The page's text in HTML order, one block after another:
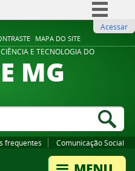
MAPA DO SITE
Comunica BR
Participe
Legislação
Acessar
E TECNOLOGIA DO
MG
frequentes Comunicação Social